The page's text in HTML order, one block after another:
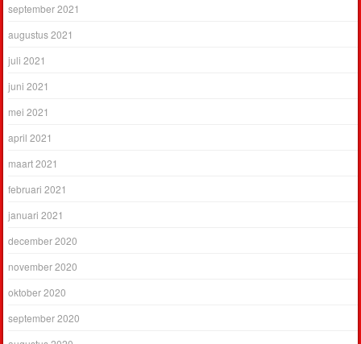
september 2021
augustus 2021
juli 2021
juni 2021
mei 2021
april 2021
maart 2021
februari 2021
januari 2021
december 2020
november 2020
oktober 2020
september 2020